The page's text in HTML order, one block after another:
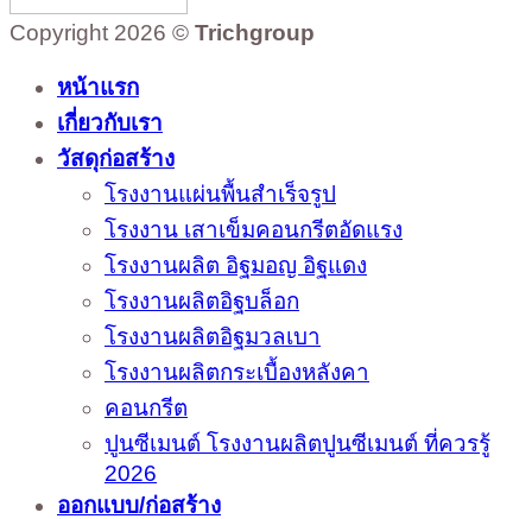
Copyright 2026 © Trichgroup
หน้าแรก
เกี่ยวกับเรา
วัสดุก่อสร้าง
โรงงานแผ่นพื้นสำเร็จรูป
โรงงาน เสาเข็มคอนกรีตอัดแรง
โรงงานผลิต อิฐมอญ อิฐแดง
โรงงานผลิตอิฐบล็อก
โรงงานผลิตอิฐมวลเบา
โรงงานผลิตกระเบื้องหลังคา
คอนกรีต
ปูนซีเมนต์ โรงงานผลิตปูนซีเมนต์ ที่ควรรู้
2026
ออกแบบ/ก่อสร้าง